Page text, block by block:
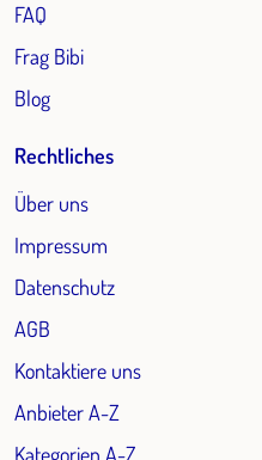
FAQ
Frag Bibi
Blog
Rechtliches
Über uns
Impressum
Datenschutz
AGB
Kontaktiere uns
Anbieter A-Z
Kategorien A-Z